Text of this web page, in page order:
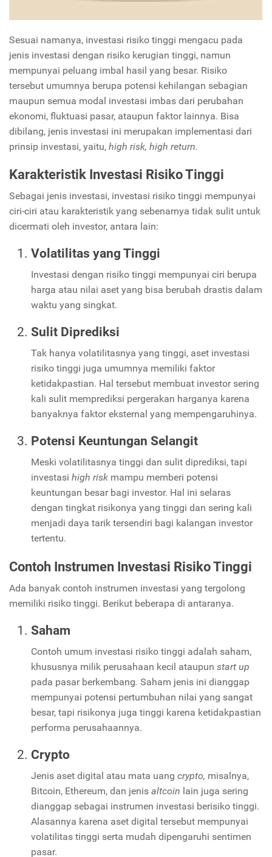
Sesuai namanya, investasi risiko tinggi mengacu pada
jenis investasi dengan risiko kerugian tinggi, namun
mempunyai peluang imbal hasil yang besar. Risiko
tersebut umumnya berupa potensi kehilangan sebagian
maupun semua modal investasi imbas dari perubahan
ekonomi, fluktuasi pasar, ataupun faktor lainnya. Bisa
dibilang, jenis investasi ini merupakan implementasi dari
prinsip investasi, yaitu, high risk, high return.
Karakteristik Investasi Risiko Tinggi
Sebagai jenis investasi, investasi risiko tinggi mempunyai
ciri-ciri atau karakteristik yang sebenarnya tidak sulit untuk
dicermati oleh investor, antara lain:
Volatilitas yang Tinggi
Investasi dengan risiko tinggi mempunyai ciri berupa
harga atau nilai aset yang bisa berubah drastis dalam
waktu yang singkat.
Sulit Diprediksi
Tak hanya volatilitasnya yang tinggi, aset investasi
risiko tinggi juga umumnya memiliki faktor
ketidakpastian. Hal tersebut membuat investor sering
kali sulit memprediksi pergerakan harganya karena
banyaknya faktor eksternal yang mempengaruhinya.
Potensi Keuntungan Selangit
Meski volatilitasnya tinggi dan sulit diprediksi, tapi
investasi high risk mampu memberi potensi
keuntungan besar bagi investor. Hal ini selaras
dengan tingkat risikonya yang tinggi dan sering kali
menjadi daya tarik tersendiri bagi kalangan investor
tertentu.
Contoh Instrumen Investasi Risiko Tinggi
Ada banyak contoh instrumen investasi yang tergolong
memiliki risiko tinggi. Berikut beberapa di antaranya.
Saham
Contoh umum investasi risiko tinggi adalah saham,
khususnya milik perusahaan kecil ataupun start up
pada pasar berkembang. Saham jenis ini dianggap
mempunyai potensi pertumbuhan nilai yang sangat
besar, tapi risikonya juga tinggi karena ketidakpastian
performa perusahaannya.
Crypto
Jenis aset digital atau mata uang crypto, misalnya,
Bitcoin, Ethereum, dan jenis altcoin lain juga sering
dianggap sebagai instrumen investasi berisiko tinggi.
Alasannya karena aset digital tersebut mempunyai
volatilitas tinggi serta mudah dipengaruhi sentimen
pasar.